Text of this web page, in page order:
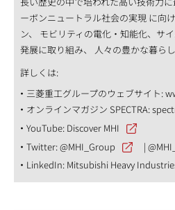
ーボンニュートラル社会の実現 に向
ン、 モビリティの電化・知能化、サ
発展に取り組み、 人々の豊かな暮らし
詳しくは:
三菱重工グループのウェブサイト:
オンラインマガジン SPECTRA:
YouTube: Discover MHI
Twitter:@MHI_Group |
LinkedIn: Mitsubishi Heavy